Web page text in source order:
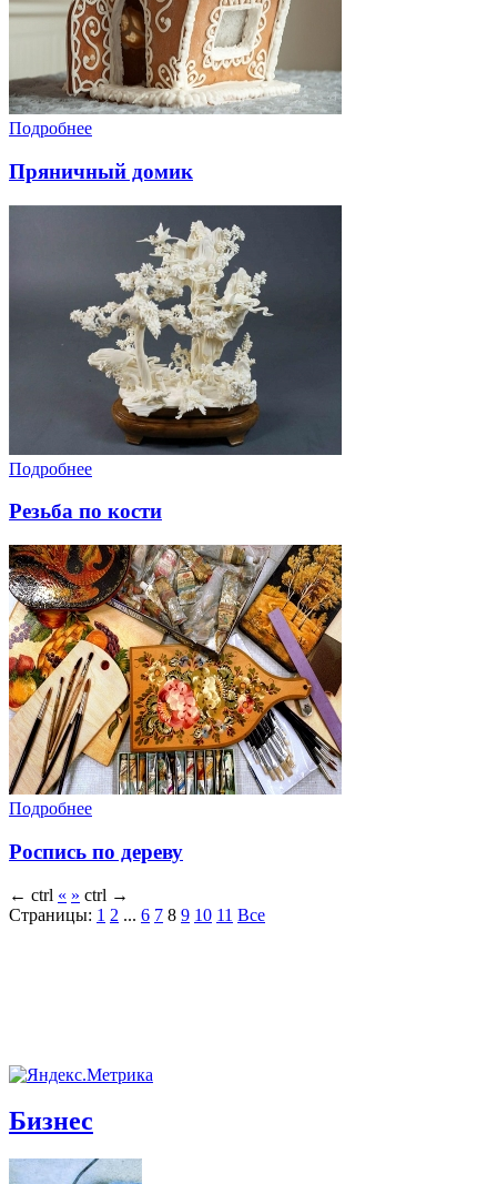
Подробнее
Пряничный домик
Подробнее
Резьба по кости
Подробнее
Роспись по дереву
← ctrl « » ctrl →
Страницы: 1 2 ... 6 7 8 9 10 11 Все
Бизнес